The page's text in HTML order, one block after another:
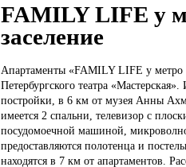
FAMILY LIFE у
заселение
Апартаменты «FAMILYLIFE у метро
Петербургского театра
постройки, в 6 км от музея Анны
имеется 2 спальни, телевизор с
посудомоечной машиной,
предоставляются полотенца и
находятся в 7 км от апартаментов.